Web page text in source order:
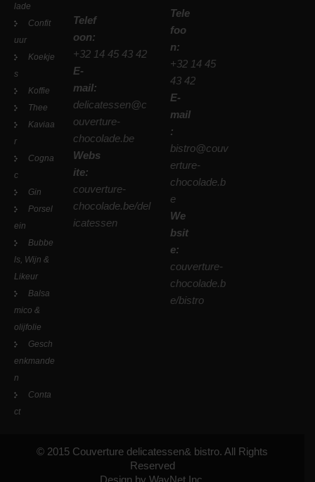
lade
Confit
uur
Koekje
s
Koffie
Thee
Kaviaa
r
Cogna
c
Gin
Porsel
ein
Bubbe
ls, Wijn &
Likeur
Balsa
mico &
olijfolie
Gesch
enkmande
n
Conta
ct
Telef
oon:
+32 14 45 43 42
E-
mail:
delicatessen@c
ouverture-
chocolade.be
Webs
ite:
couverture-
chocolade.be/del
icatessen
Tele
foo
n:
+32 14 45
43 42
E-
mail
:
bistro@couv
erture-
chocolade.b
e
We
bsit
e:
couverture-
chocolade.b
e/bistro
© 2015 Couverture delicatessen& bistro. All Rights
Reserved
Design by WayNet Inc.